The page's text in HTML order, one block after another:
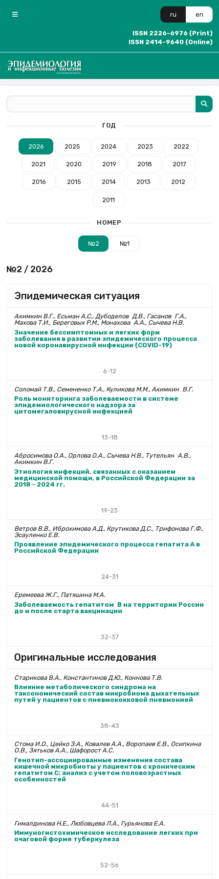
ru en
ISSN 2226-6976 (Print)
ISSN 2414-9640 (Online)
ГОД
2026 2025 2024 2023 2022
2021 2020 2019 2018 2017
2016 2015 2014 2013 2012
2011
НОМЕР
№2 №1
№2 / 2026
Эпидемическая ситуация
Акимкин В.Г., Есьман А.С., Дубоделов Д.В., Гаса­нов Г.А.,
Махова Т.И., Береговых Р.М., Монахова А.А., Сычева Н.В.
Значение бессимптомных и легких форм
заболевания в развитии эпидемического процесса
новой коронавирусной инфекции (COVID-19)
6-12
Соломай Т.В., Семененко Т.А., Куликова М.М., Аким­кин В.Г.
Роль мониторинга заболеваемости в системе
эпидемиологического надзора за
цитомегаловирусной инфекцией
13-18
Абросимова О.А., Орлова О.А., Сычева Н.В., Туте­льян А.В.,
Акимкин В.Г.
Этиология инфекций, связанных с оказанием
медицинской помощи, в Российской Федерации за
2018－2024 гг.
19-23
Ветров В.В., Иброхимова А.Д., Крутикова Д.С., Трифонова Г.Ф.,
Эсауленко Е.В.
Проявление эпидемического процесса гепатита А в
Российской Федерации
24-31
Еремеева Ж.Г., Патяшина М.А.
Заболеваемость гепатитом В на территории России
до и после старта вакцинации
32-37
Оригинальные исследования
Старикова В.А., Константинов Д.Ю., Коннова Т.В.
Влияние метаболического синдрома на
таксономический состав микробиома дыхательных
путей у пациентов с пневмококковой пневмонией
38-43
Стома И.О., Цейко З.А., Ковалев А.А., Воропаев Е.В., Осипкина
О.В., Зятьков А.А., Шафорост А.С.
Генотип-ассоциированные изменения состава
кишечной микробиоты у пациентов с хроническим
гепатитом С: анализ с учетом половозрастных
особенностей
44-51
Гималдинова Н.Е., Любовцева Л.А., Гурьянова Е.А.
Иммуногистохимическое исследование легких при
очаговой форме туберкулеза
52-56